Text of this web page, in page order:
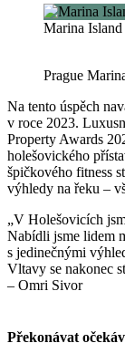
Marina Island
Prague
Na tento úspěch
v roce 2023.
Property Awards
holešovického
špičkového fitness
výhledy na řeku –
„V Holešovicích
Nabídli jsme lidem
s jedinečnými
Vltavy se nakonec
– Omri Sivor
Překonávat